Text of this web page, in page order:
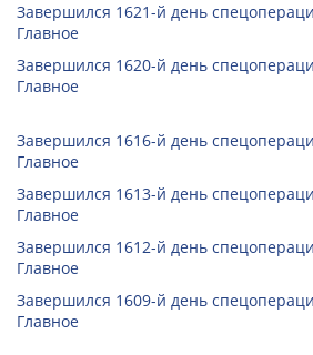
Завершился 1621-й день
Главное
Завершился 1620-й день
Главное
Завершился 1616-й день
Главное
Завершился 1613-й день
Главное
Завершился 1612-й день
Главное
Завершился 1609-й день
Главное